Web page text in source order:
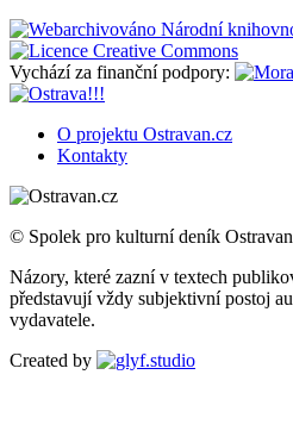
Vychází za finanční podpory:
O projektu Ostravan.cz
Kontakty
© Spolek pro kulturní deník
Názory, které zazní v textech
představují vždy subjektivní postoj
vydavatele.
Created by